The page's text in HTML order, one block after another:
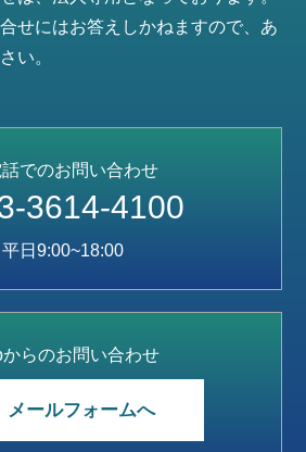
せにはお答えしかねますので、あ
い。
でのお問い合わせ
3614-4100
平日9:00~18:00
らのお問い合わせ
メールフォームへ